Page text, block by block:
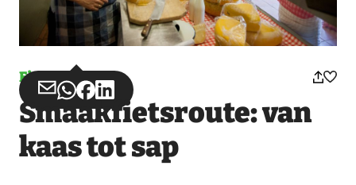
Fietsen
Deel
via
Deel
via
WhatsApp
Deel
op
Facebook
Deel
op
LinkedIn
Smaakfietsroute: van
kaas tot sap